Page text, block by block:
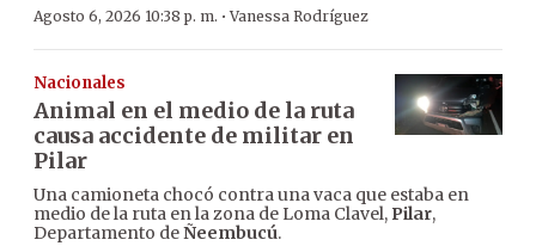
Agosto 6, 2026 10:38 p. m. ·Vanessa Rodríguez
Nacionales
Animal en el medio de la ruta
causa accidente de militar en
Pilar
Una camioneta chocó contra una vaca que estaba en
medio de la ruta en la zona de Loma Clavel, Pilar,
Departamento deÑeembucú.